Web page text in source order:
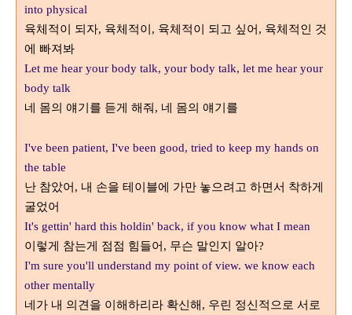
into physical
육체적이 되자, 육체적이, 육체적이 되고 싶어, 육체적인 것
에 빠져봐
Let me hear your body talk, your body talk, let me hear your
body talk
네 몸의 얘기를 듣게 해줘, 네 몸의 얘기를
I've been patient, I've been good, tried to keep my hands on
the table
난 참았어, 내 손을 테이블에 가만 놓으려고 하면서 착하게
굴었어
It's gettin' hard this holdin' back, if you know what I mean
이렇게 참는게 점점 힘들어, 무슨 말인지 알아?
I'm sure you'll understand my point of view. we know each
other mentally
네가 내 의견을 이해하리라 확신해, 우린 정신적으로 서로